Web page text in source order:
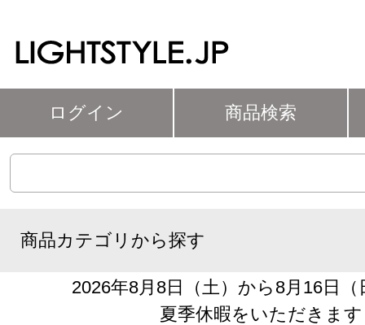
ログイン 商品検索
商品カテゴリから探す
2026年8月8日（土）から8月16日
夏季休暇をいただきます